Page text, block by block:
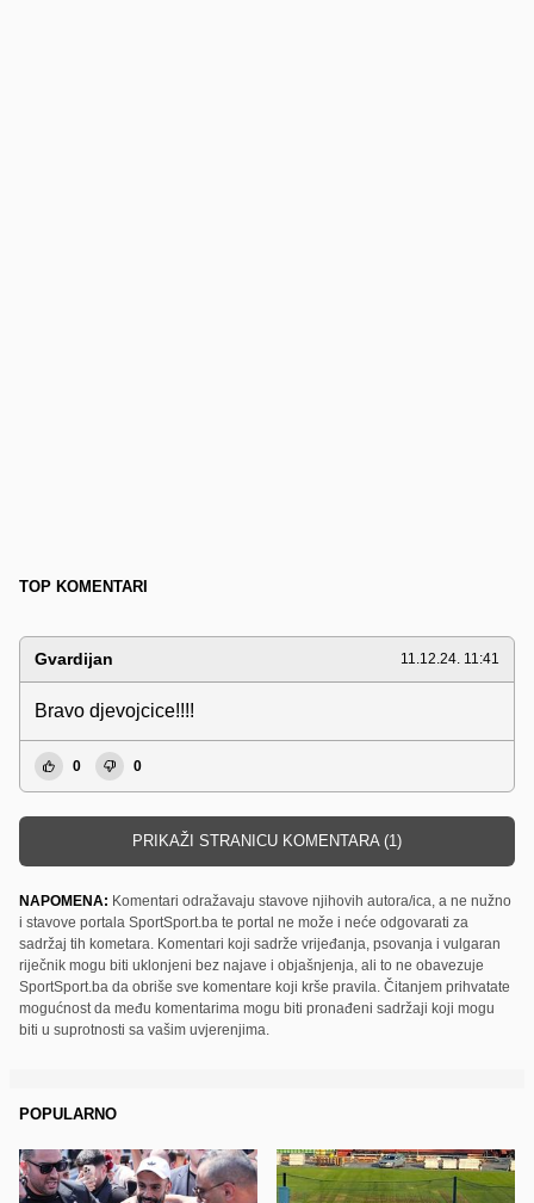
TOP KOMENTARI
Gvardijan 11.12.24. 11:41
Bravo djevojcice!!!!
0 0
PRIKAŽI STRANICU KOMENTARA (1)
NAPOMENA: Komentari odražavaju stavove njihovih autora/ica, a ne nužno
i stavove portala SportSport.ba te portal ne može i neće odgovarati za
sadržaj tih kometara. Komentari koji sadrže vrijeđanja, psovanja i vulgaran
riječnik mogu biti uklonjeni bez najave i objašnjenja, ali to ne obavezuje
SportSport.ba da obriše sve komentare koji krše pravila. Čitanjem prihvatate
mogućnost da među komentarima mogu biti pronađeni sadržaji koji mogu
biti u suprotnosti sa vašim uvjerenjima.
POPULARNO